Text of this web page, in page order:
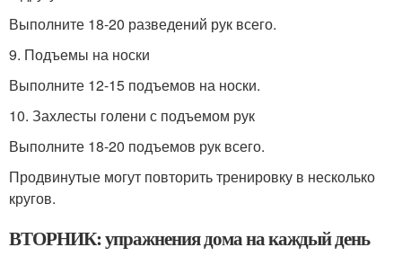
Выполните 18-20 разведений рук всего.
9. Подъемы на носки
Выполните 12-15 подъемов на носки.
10. Захлесты голени с подъемом рук
Выполните 18-20 подъемов рук всего.
Продвинутые могут повторить тренировку в несколько
кругов.
ВТОРНИК: упражнения дома на каждый день